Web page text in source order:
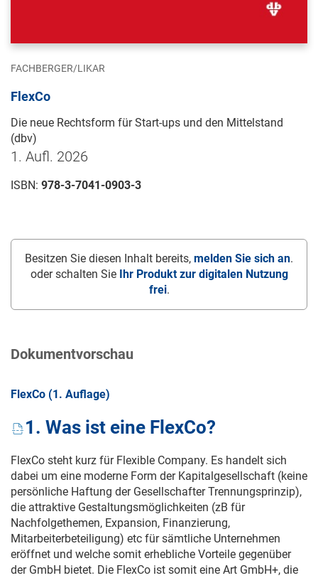
FACHBERGER/LIKAR
FlexCo
Die neue Rechtsform für Start-ups und den Mittelstand
(dbv)
1. Aufl. 2026
ISBN: 978-3-7041-0903-3
Besitzen Sie diesen Inhalt bereits, melden Sie sich an.
oder schalten Sie
Ihr Produkt zur digitalen Nutzung
frei.
Dokumentvorschau
FlexCo (1. Auflage)
1. Was ist eine FlexCo?
FlexCo steht kurz für Flexible Company. Es handelt sich
dabei um eine moderne Form der Kapitalgesellschaft (keine
persönliche Haftung der Gesellschafter Trennungsprinzip),
die attraktive Gestaltungsmöglichkeiten (zB für
Nachfolgethemen, Expansion, Finanzierung,
Mitarbeiterbeteiligung) etc für sämtliche Unternehmen
eröffnet und welche somit erhebliche Vorteile gegenüber
der GmbH bietet. Die FlexCo ist somit eine Art GmbH+, die